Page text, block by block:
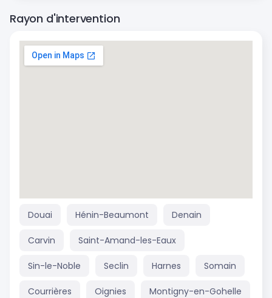
Rayon d'intervention
Douai Hénin-Beaumont Denain
Carvin Saint-Amand-les-Eaux
Sin-le-Noble Seclin Harnes Somain
Courrières Oignies Montigny-en-Gohelle